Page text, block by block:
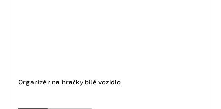
Organizér na hračky bílé vozidlo